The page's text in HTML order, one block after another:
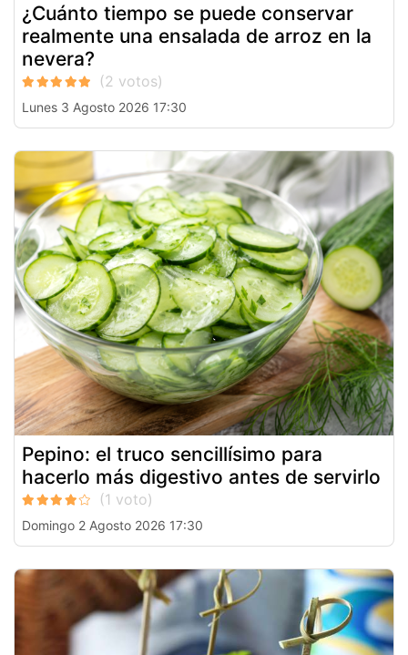
¿Cuánto tiempo se puede conservar
realmente una ensalada de arroz en la
nevera?
Lunes 3 Agosto 2026 17:30
Pepino: el truco sencillísimo para
hacerlo más digestivo antes de servirlo
Domingo 2 Agosto 2026 17:30